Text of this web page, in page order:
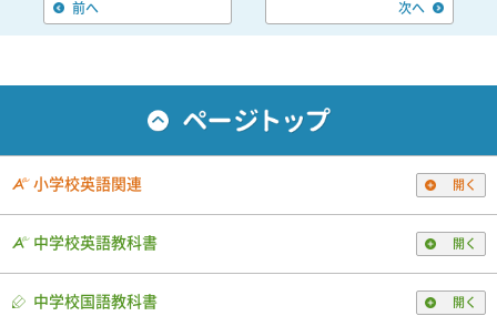
前へ 次へ
小学校英語関連 開く
中学校英語教科書 開く
中学校国語教科書 開く